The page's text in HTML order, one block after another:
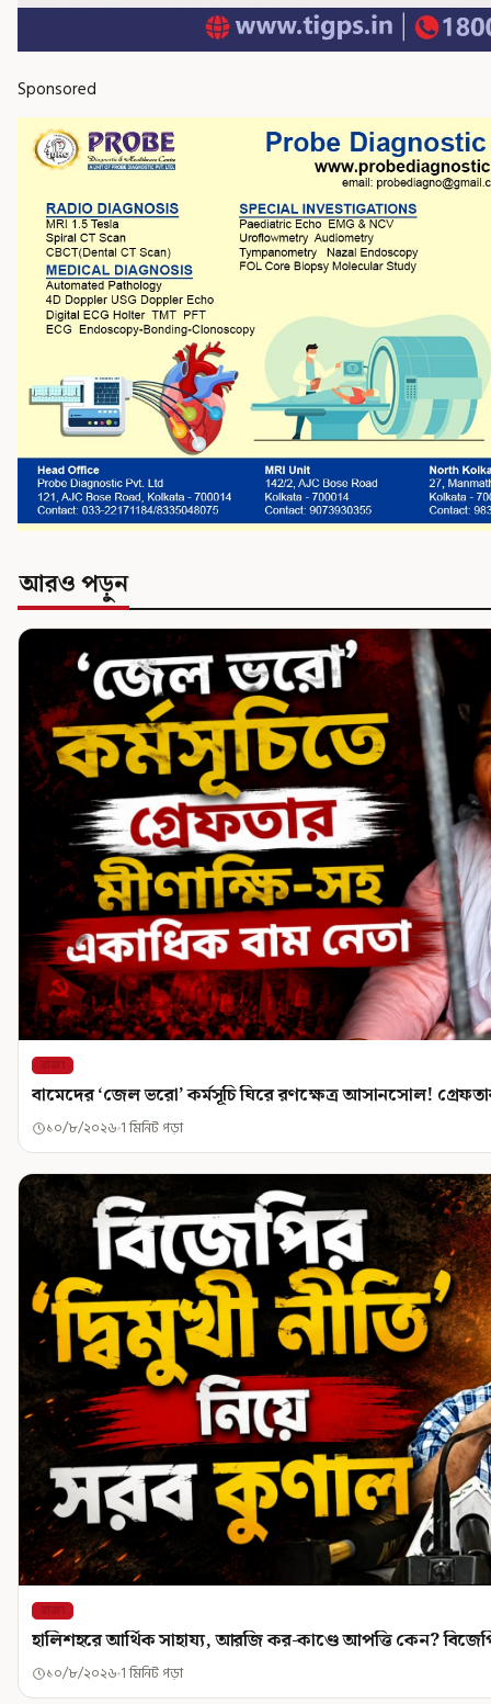
Sponsored
আরও পড়ুন
রাজ্য
বামেদের ‘জেল ভরো’ কর্মসূচি ঘিরে রণক্ষেত্র আসানসোল!
১০/৮/২০২৬ 1 মিনিট পড়া
রাজ্য
হালিশহরে আর্থিক সাহায্য, আরজি কর-কাণ্ডে আপত্তি কেন?
১০/৮/২০২৬ 1 মিনিট পড়া